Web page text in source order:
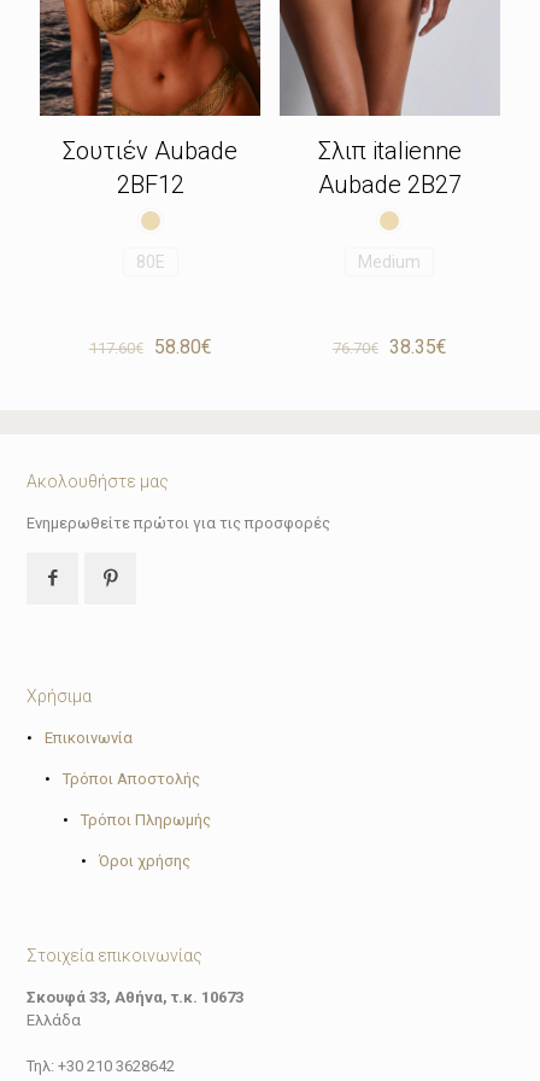
Σουτιέν Aubade
2BF12
80E
117.60€
Original
58.80€Η
Σλιπ italienne
Aubade 2B27
Medium
76.70€
Original
38.35€Η
Ακολουθήστε μας
Ενημερωθείτε πρώτοι για τις προσφορές
Χρήσιμα
• Επικοινωνία
• Τρόποι Αποστολής
• Τρόποι Πληρωμής
• Όροι χρήσης
Στοιχεία επικοινωνίας
Σκουφά 33, Αθήνα, τ.κ. 10673
Ελλάδα
Τηλ: +30 210 3628642